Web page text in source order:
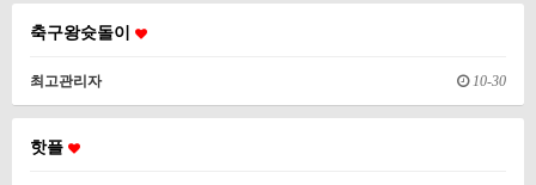
축구왕슛돌이
최고관리자 10-30
핫플